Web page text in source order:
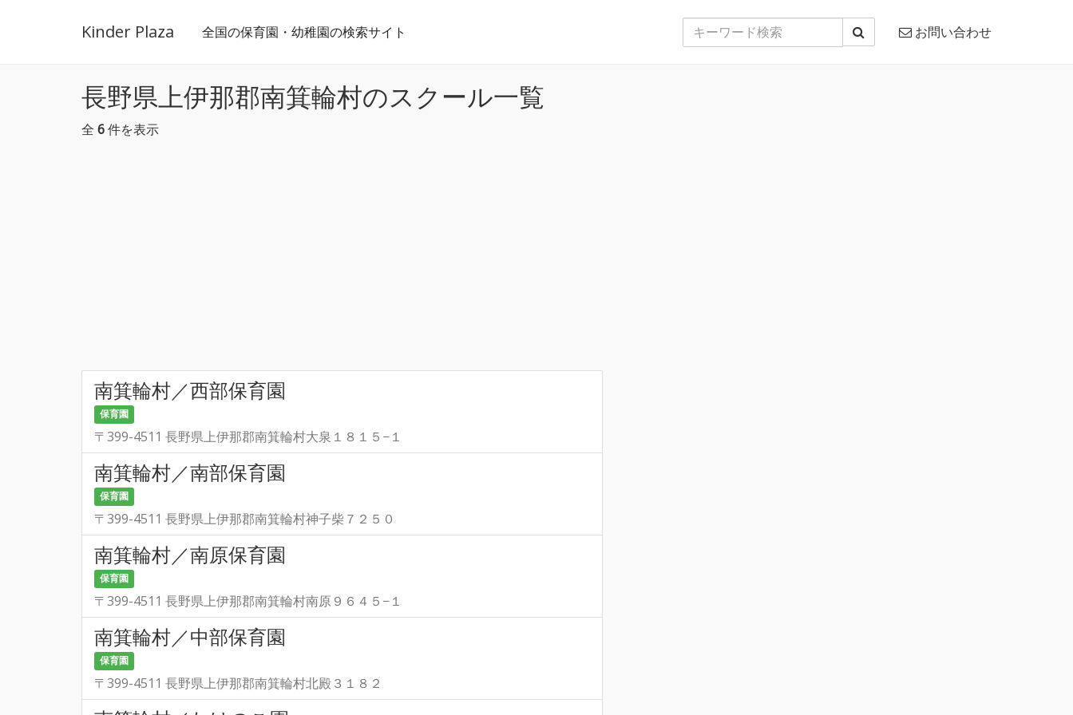
Kinder Plaza 全国の保育園・幼稚園の検索サイト お問い合わせ
長野県上伊那郡南箕輪村のスクール一覧
全 6件を表示
南箕輪村／西部保育園
保育園
〒399-4511 長野県上伊那郡南箕輪村大泉１８１５−１
南箕輪村／南部保育園
保育園
〒399-4511 長野県上伊那郡南箕輪村神子柴７２５０
南箕輪村／南原保育園
保育園
〒399-4511 長野県上伊那郡南箕輪村南原９６４５−１
南箕輪村／中部保育園
保育園
〒399-4511 長野県上伊那郡南箕輪村北殿３１８２